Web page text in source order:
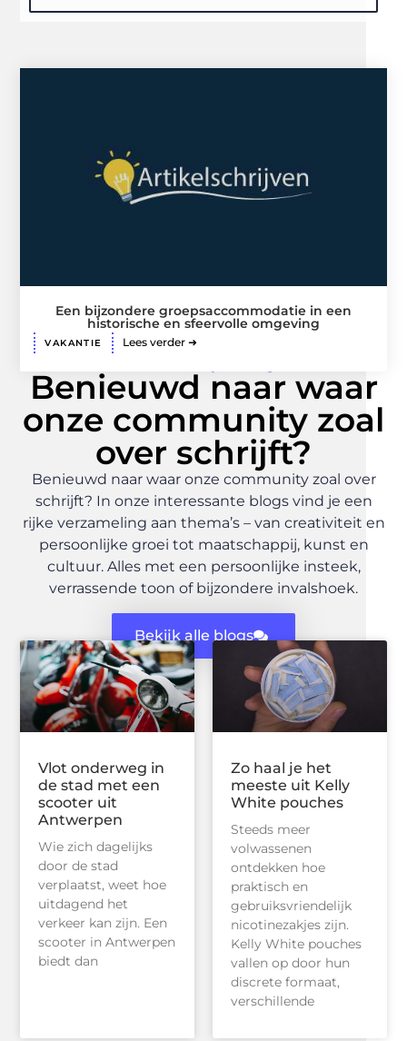
Benieuwd naar waar
onze community zoal
over schrijft?
Benieuwd naar waar onze community zoal over
schrijft? In onze interessante blogs vind je een
rijke verzameling aan thema’s – van creativiteit en
persoonlijke groei tot maatschappij, kunst en
cultuur. Alles met een persoonlijke insteek,
verrassende toon of bijzondere invalshoek.
Bekijk alle blogs
Een bijzondere groepsaccommodatie in een
historische en sfeervolle omgeving
VAKANTIE Lees verder ➜
Vlot onderweg in
de stad met een
scooter uit
Antwerpen
Wie zich dagelijks
door de stad
verplaatst, weet hoe
uitdagend het
verkeer kan zijn. Een
scooter in Antwerpen
biedt dan
Zo haal je het
meeste uit Kelly
White pouches
Steeds meer
volwassenen
ontdekken hoe
praktisch en
gebruiksvriendelijk
nicotinezakjes zijn.
Kelly White pouches
vallen op door hun
discrete formaat,
verschillende